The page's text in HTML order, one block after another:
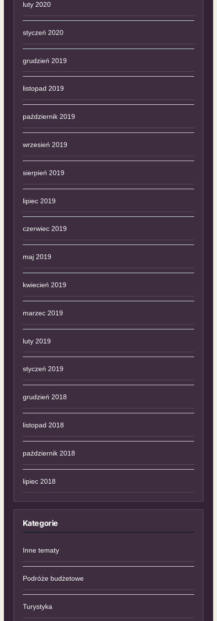
luty 2020
styczeń 2020
grudzień 2019
listopad 2019
październik 2019
wrzesień 2019
sierpień 2019
lipiec 2019
czerwiec 2019
maj 2019
kwiecień 2019
marzec 2019
luty 2019
styczeń 2019
grudzień 2018
listopad 2018
październik 2018
lipiec 2018
Kategorie
Inne tematy
Podróże budżetowe
Turystyka